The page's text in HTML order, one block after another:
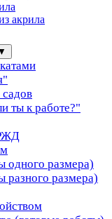
акрила
ты к работе?"
одного размера)
разного размера)